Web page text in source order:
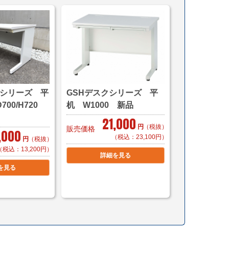
まで) ＊要お客様組立
まで) ＊組立済み
ちら
（自社便・軒先渡し＊要お客様搬入）
便・搬入設置/1階又はEV有り）
なります。
（自社便・軒先渡し＊要お客様搬入）
便・搬入設置/1階又はEV有り）
送も可能です。
リーズ 平
H720
円 （税抜）
税込：13,200円）
見る
GSHデスクシリーズ 平
机 W1000 新品
販売価格 21,000 円 （税抜）
（税込：23,100円）
詳細を見る